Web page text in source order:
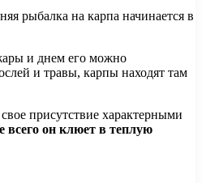
рыбалка на карпа начинается в
и днем его можно
и травы, карпы находят там
присутствие характерными
всего он клюет в теплую